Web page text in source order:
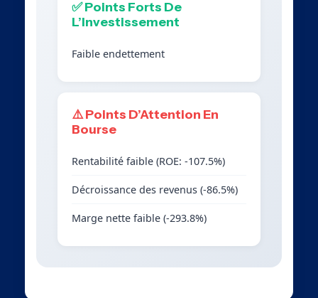
✅ Points Forts De
L’Investissement
Faible endettement
⚠️ Points D’Attention En
Bourse
Rentabilité faible (ROE: -107.5%)
Décroissance des revenus (-86.5%)
Marge nette faible (-293.8%)